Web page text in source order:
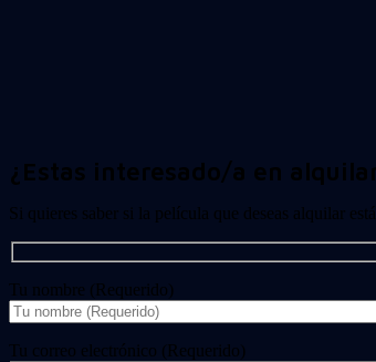
¿Estas interesado/a en
Si quieres saber si la película que deseas alquilar
Tu nombre (Requerido)
Tu correo electrónico (Requerido)